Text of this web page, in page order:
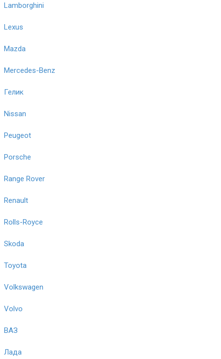
Lamborghini
Lexus
Mazda
Mercedes-Benz
Гелик
Nissan
Peugeot
Porsche
Range Rover
Renault
Rolls-Royce
Skoda
Toyota
Volkswagen
Volvo
ВАЗ
Лада